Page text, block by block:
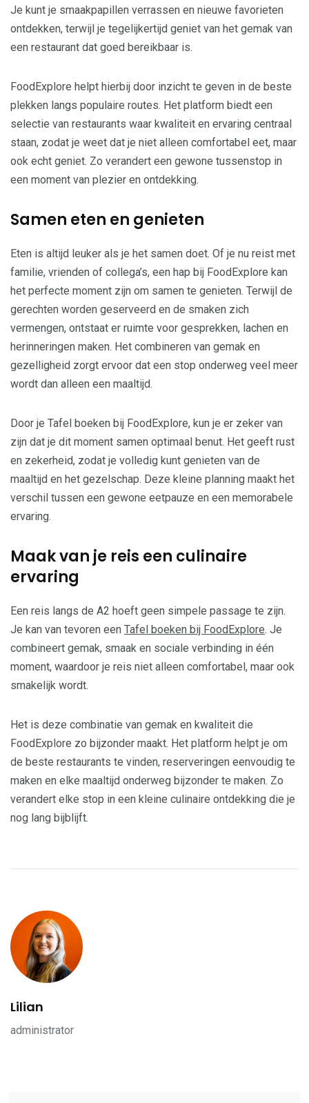
Je kunt je smaakpapillen verrassen en nieuwe favorieten
ontdekken, terwijl je tegelijkertijd geniet van het gemak van
een restaurant dat goed bereikbaar is.
FoodExplore helpt hierbij door inzicht te geven in de beste
plekken langs populaire routes. Het platform biedt een
selectie van restaurants waar kwaliteit en ervaring centraal
staan, zodat je weet dat je niet alleen comfortabel eet, maar
ook echt geniet. Zo verandert een gewone tussenstop in
een moment van plezier en ontdekking.
Samen eten en genieten
Eten is altijd leuker als je het samen doet. Of je nu reist met
familie, vrienden of collega’s, een hap bij FoodExplore kan
het perfecte moment zijn om samen te genieten. Terwijl de
gerechten worden geserveerd en de smaken zich
vermengen, ontstaat er ruimte voor gesprekken, lachen en
herinneringen maken. Het combineren van gemak en
gezelligheid zorgt ervoor dat een stop onderweg veel meer
wordt dan alleen een maaltijd.
Door je Tafel boeken bij FoodExplore, kun je er zeker van
zijn dat je dit moment samen optimaal benut. Het geeft rust
en zekerheid, zodat je volledig kunt genieten van de
maaltijd en het gezelschap. Deze kleine planning maakt het
verschil tussen een gewone eetpauze en een memorabele
ervaring.
Maak van je reis een culinaire
ervaring
Een reis langs de A2 hoeft geen simpele passage te zijn.
Je kan van tevoren een Tafel boeken bij FoodExplore. Je
combineert gemak, smaak en sociale verbinding in één
moment, waardoor je reis niet alleen comfortabel, maar ook
smakelijk wordt.
Het is deze combinatie van gemak en kwaliteit die
FoodExplore zo bijzonder maakt. Het platform helpt je om
de beste restaurants te vinden, reserveringen eenvoudig te
maken en elke maaltijd onderweg bijzonder te maken. Zo
verandert elke stop in een kleine culinaire ontdekking die je
nog lang bijblijft.
Lilian
administrator